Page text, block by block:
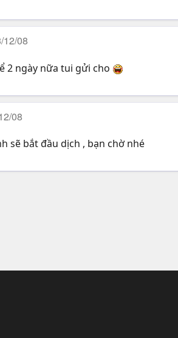
12/08
2 ngày nữa tui gửi cho
08
sẽ bắt đầu dịch , bạn chờ nhé